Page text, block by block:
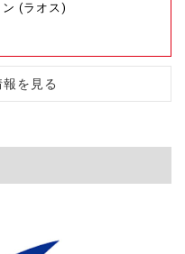
(ラオス)
を見る